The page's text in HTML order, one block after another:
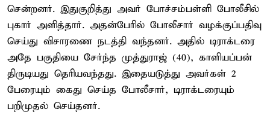
சென்றனர். இதுகுறித்து அவர் போச்சம்பள்ளி போலீசில்
புகார் அளித்தார். அதன்பேரில் போலீசார் வழக்குப்பதிவு
செய்து விசாரணை நடத்தி வந்தனர். அதில் டிராக்டரை
அதே பகுதியை சேர்ந்த முத்துராஜ் (40), காளியப்பன்
திருடியது தெரியவந்தது. இதையடுத்து அவர்கள் 2
பேரையும் கைது செய்த போலீசார், டிராக்டரையும்
பறிமுதல் செய்தனர்.